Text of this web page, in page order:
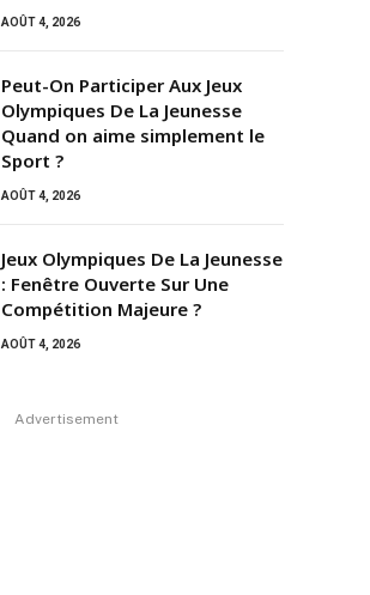
AOÛT 4, 2026
Peut-On Participer Aux Jeux
Olympiques De La Jeunesse
Quand on aime simplement le
Sport ?
AOÛT 4, 2026
Jeux Olympiques De La Jeunesse
: Fenêtre Ouverte Sur Une
Compétition Majeure ?
AOÛT 4, 2026
Advertisement